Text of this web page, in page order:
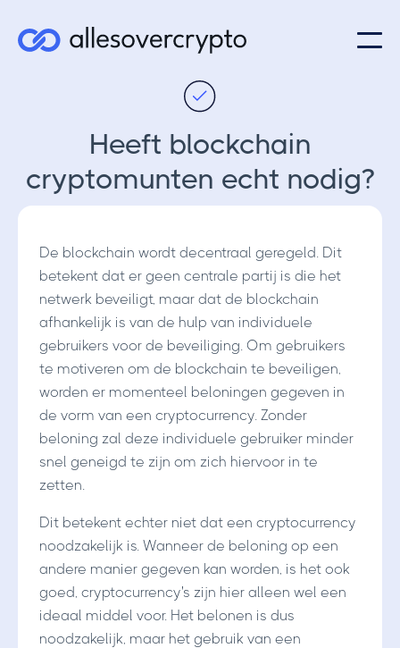
Heeft blockchain
cryptomunten echt nodig?
De blockchain wordt decentraal geregeld. Dit
betekent dat er geen centrale partij is die het
netwerk beveiligt, maar dat de blockchain
afhankelijk is van de hulp van individuele
gebruikers voor de beveiliging. Om gebruikers
te motiveren om de blockchain te beveiligen,
worden er momenteel beloningen gegeven in
de vorm van een cryptocurrency. Zonder
beloning zal deze individuele gebruiker minder
snel geneigd te zijn om zich hiervoor in te
zetten.
Dit betekent echter niet dat een cryptocurrency
noodzakelijk is. Wanneer de beloning op een
andere manier gegeven kan worden, is het ook
goed, cryptocurrency's zijn hier alleen wel een
ideaal middel voor. Het belonen is dus
noodzakelijk, maar het gebruik van een